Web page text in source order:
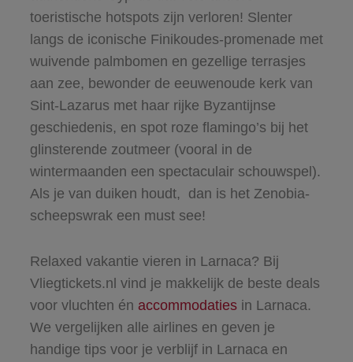
toeristische hotspots zijn verloren! Slenter
langs de iconische Finikoudes-promenade met
wuivende palmbomen en gezellige terrasjes
aan zee, bewonder de eeuwenoude kerk van
Sint-Lazarus met haar rijke Byzantijnse
geschiedenis, en spot roze flamingo’s bij het
glinsterende zoutmeer (vooral in de
wintermaanden een spectaculair schouwspel).
Als je van duiken houdt, dan is het Zenobia-
scheepswrak een must see!
Relaxed vakantie vieren in Larnaca? Bij
Vliegtickets.nl vind je makkelijk de beste deals
voor vluchten én accommodatiesin Larnaca.
We vergelijken alle airlines en geven je
handige tips voor je verblijf in Larnaca en